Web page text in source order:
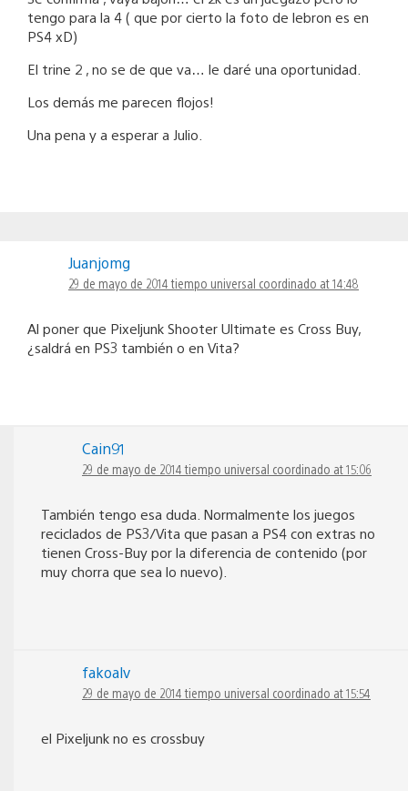
tengo para la 4 ( que por cierto la foto de lebron es en
PS4 xD)
El trine 2 , no se de que va… le daré una oportunidad.
Los demás me parecen flojos!
Una pena y a esperar a Julio.
Juanjomg
29 de mayo de 2014 tiempo universal coordinado at 14:48
Al poner que Pixeljunk Shooter Ultimate es Cross Buy,
¿saldrá en PS3 también o en Vita?
Cain91
29 de mayo de 2014 tiempo universal coordinado at 15:06
También tengo esa duda. Normalmente los juegos
reciclados de PS3/Vita que pasan a PS4 con extras no
tienen Cross-Buy por la diferencia de contenido (por
muy chorra que sea lo nuevo).
fakoalv
29 de mayo de 2014 tiempo universal coordinado at 15:54
el Pixeljunk no es crossbuy